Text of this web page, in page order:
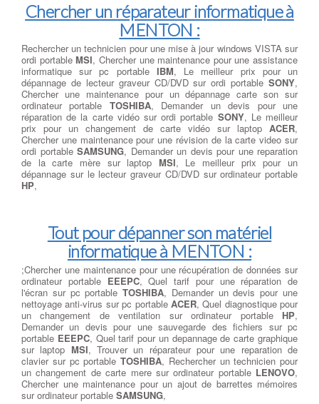
Chercher un réparateur informatique à
MENTON :
Rechercher un technicien pour une mise à jour windows VISTA sur
ordi portableMSI, Chercher une maintenance pour une assistance
informatique sur pc portable IBM, Le meilleur prix pour un
dépannage de lecteur graveur CD/DVD sur ordi portable SONY,
Chercher une maintenance pour un dépannage carte son sur
ordinateur portable TOSHIBA, Demander un devis pour une
réparation de la carte vidéo sur ordi portable SONY, Le meilleur
prix pour un changement de carte vidéo sur laptop ACER,
Chercher une maintenance pour une révision de la carte video sur
ordi portable SAMSUNG, Demander un devis pour une reparation
de la carte mère sur laptop MSI, Le meilleur prix pour un
dépannage sur le lecteur graveur CD/DVD sur ordinateur portable
HP,
Tout pour dépanner son matériel
informatique à MENTON :
;Chercher une maintenance pour une récupération de données sur
ordinateur portable EEEPC, Quel tarif pour une réparation de
l'écran sur pc portableTOSHIBA, Demander un devis pour une
nettoyage anti-virus sur pc portable ACER, Quel diagnostique pour
un changement de ventilation sur ordinateur portable HP,
Demander un devis pour une sauvegarde des fichiers sur pc
portable EEEPC, Quel tarif pour un depannage de carte graphique
sur laptop MSI, Trouver un réparateur pour une reparation de
clavier sur pc portable TOSHIBA, Rechercher un technicien pour
un changement de carte mere sur ordinateur portable LENOVO,
Chercher une maintenance pour un ajout de barrettes mémoires
sur ordinateur portable SAMSUNG,